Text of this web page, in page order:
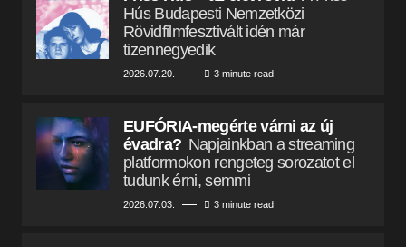
Hús Budapesti Nemzetközi
Rövidfilmfesztivált idén már
tizennegyedik
2026.07.20. 3 minute read
EUFÓRIA-megérte várni az új
évadra? Napjainkban a streaming
platformokon rengeteg sorozatot el
tudunk érni, semmi
2026.07.03. 3 minute read